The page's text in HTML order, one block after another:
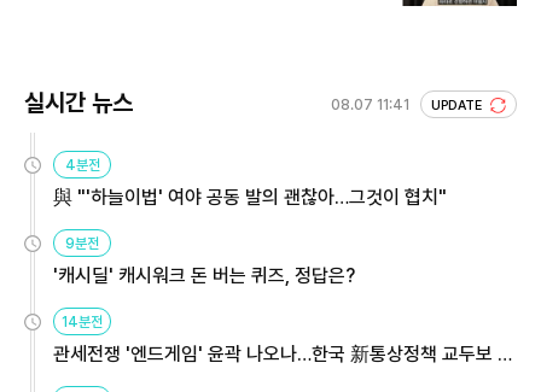
실시간 뉴스 08.07 11:41 UPDATE
4분전
與 "'하늘이법' 여야 공동 발의 괜찮아…그것이 협치"
9분전
'캐시딜' 캐시워크 돈 버는 퀴즈, 정답은?
14분전
관세전쟁 '엔드게임' 윤곽 나오나…한국 新통상정책 교두보 활
용해야